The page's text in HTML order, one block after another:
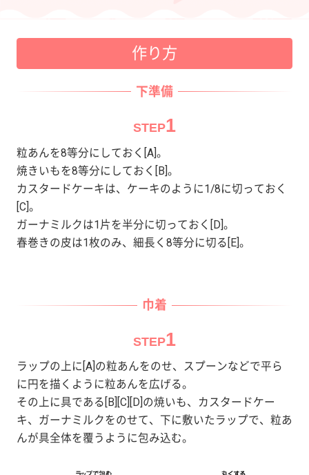
作り方
下準備
STEP1
粒あんを8等分にしておく[A]。
焼きいもを8等分にしておく[B]。
カスタードケーキは、ケーキのように1/8に切っておく
[C]。
ガーナミルクは1片を半分に切っておく[D]。
春巻きの皮は1枚のみ、細長く8等分に切る[E]。
巾着
STEP1
ラップの上に[A]の粒あんをのせ、スプーンなどで平ら
に円を描くように粒あんを広げる。
その上に具である[B][C][D]の焼いも、カスタードケー
キ、ガーナミルクをのせて、下に敷いたラップで、粒あ
んが具全体を覆うように包み込む。